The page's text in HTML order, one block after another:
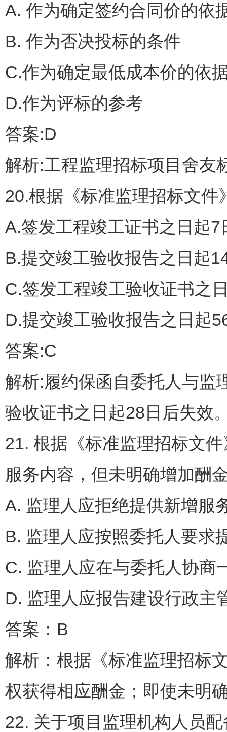
A. 作为确定签约合同价
B. 作为否决投标的条件
C.作为确定最低成本价的依
D.作为评标的参考
答案:D
解析:工程监理招标项目舍友
20.根据《标准监理招标文
A.签发工程竣工证书之日起7
B.提交竣工验收报告之日起
C.签发工程竣工验收证书之
D.提交竣工验收报告之日起
答案:C
解析:履约保函自委托人与监
验收证书之日起28日后失效
21. 根据《标准监理招标文
服务内容，但未明确增加酬
A. 监理人应拒绝提供新
B. 监理人应按照委托人要
C. 监理人应在与委托人
D. 监理人应报告建设行政主
答案：B
解析：根据《标准监理招标
权获得相应酬金；即使未明
22. 关于项目监理机构人员